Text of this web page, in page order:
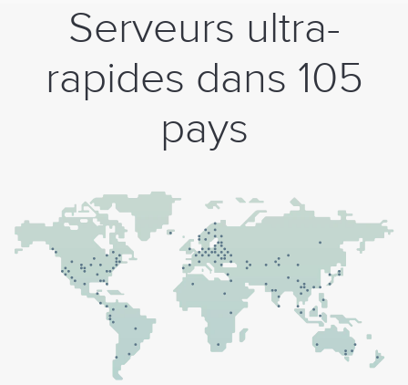
Serveurs ultra-
rapides dans 105
pays